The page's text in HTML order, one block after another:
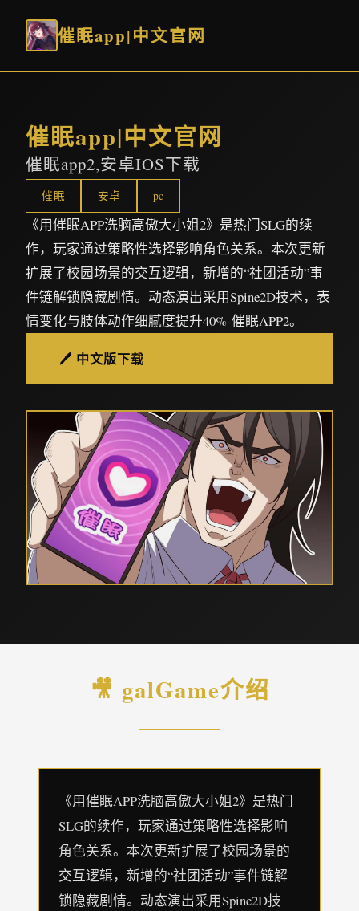
催眠app|中文官网
催眠app|中文官网
催眠app2,安卓IOS下载
催眠 安卓 pc
《用催眠APP洗脑高傲大小姐2》是热门SLG的续
作，玩家通过策略性选择影响角色关系。本次更新
扩展了校园场景的交互逻辑，新增的“社团活动”事
件链解锁隐藏剧情。动态演出采用Spine2D技术，表
情变化与肢体动作细腻度提升40%-催眠APP2。
🖊️ 中文版下载
🎥 galGame介绍
《用催眠APP洗脑高傲大小姐2》是热门
SLG的续作，玩家通过策略性选择影响
角色关系。本次更新扩展了校园场景的
交互逻辑，新增的“社团活动”事件链解
锁隐藏剧情。动态演出采用Spine2D技